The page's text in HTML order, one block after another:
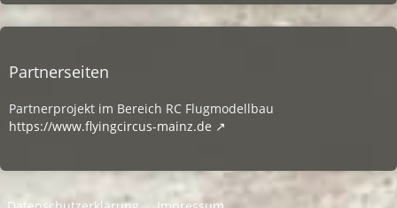
Partnerseiten
Partnerprojekt im Bereich RC Flugmodellbau
https://www.flyingcircus-mainz.de